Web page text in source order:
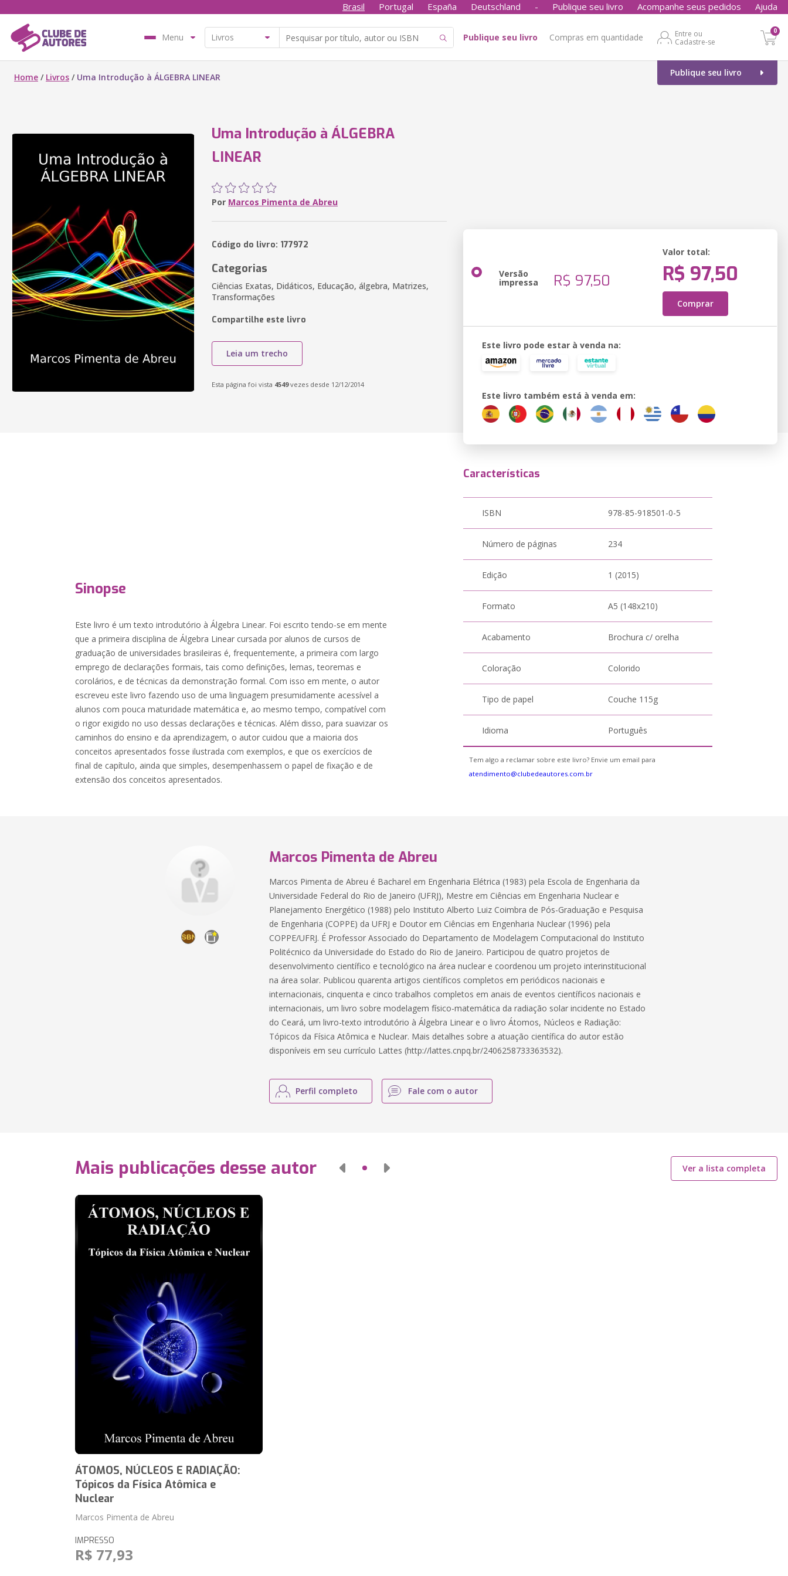
Brasil Portugal España Deutschland - Publique seu livro Acompanhe seus pedidos Ajuda
Menu Publique seu livro Compras em quantidade
Entre ou
Cadastre-se
0
Publique seu livro
Home / Livros / Uma Introdução à ÁLGEBRA LINEAR
Uma Introdução à ÁLGEBRA
LINEAR
Por Marcos Pimenta de Abreu
Código do livro: 177972
Categorias
Ciências Exatas, Didáticos, Educação, álgebra, Matrizes,
Transformações
Compartilhe este livro
Leia um trecho
Esta página foi vista 4549vezes desde 12/12/2014
Versão
impressa R$ 97,50
Valor total:
R$ 97,50
Comprar
Este livro pode estar à venda na:
Este livro também está à venda em:
Sinopse
Este livro é um texto introdutório à Álgebra Linear. Foi escrito tendo-se em mente
que a primeira disciplina de Álgebra Linear cursada por alunos de cursos de
graduação de universidades brasileiras é, frequentemente, a primeira com largo
emprego de declarações formais, tais como definições, lemas, teoremas e
corolários, e de técnicas da demonstração formal. Com isso em mente, o autor
escreveu este livro fazendo uso de uma linguagem presumidamente acessível a
alunos com pouca maturidade matemática e, ao mesmo tempo, compatível com
o rigor exigido no uso dessas declarações e técnicas. Além disso, para suavizar os
caminhos do ensino e da aprendizagem, o autor cuidou que a maioria dos
conceitos apresentados fosse ilustrada com exemplos, e que os exercícios de
final de capítulo, ainda que simples, desempenhassem o papel de fixação e de
extensão dos conceitos apresentados.
Características
ISBN 978-85-918501-0-5
Número de páginas 234
Edição 1 (2015)
Formato A5 (148x210)
Acabamento Brochura c/ orelha
Coloração Colorido
Tipo de papel Couche 115g
Idioma Português
Tem algo a reclamar sobre este livro? Envie um email para
atendimento@clubedeautores.com.br
Marcos Pimenta de Abreu
Marcos Pimenta de Abreu é Bacharel em Engenharia Elétrica (1983) pela Escola de Engenharia da
Universidade Federal do Rio de Janeiro (UFRJ), Mestre em Ciências em Engenharia Nuclear e
Planejamento Energético (1988) pelo Instituto Alberto Luiz Coimbra de Pós-Graduação e Pesquisa
de Engenharia (COPPE) da UFRJ e Doutor em Ciências em Engenharia Nuclear (1996) pela
COPPE/UFRJ. É Professor Associado do Departamento de Modelagem Computacional do Instituto
Politécnico da Universidade do Estado do Rio de Janeiro. Participou de quatro projetos de
desenvolvimento científico e tecnológico na área nuclear e coordenou um projeto interinstitucional
na área solar. Publicou quarenta artigos científicos completos em periódicos nacionais e
internacionais, cinquenta e cinco trabalhos completos em anais de eventos científicos nacionais e
internacionais, um livro sobre modelagem físico-matemática da radiação solar incidente no Estado
do Ceará, um livro-texto introdutório à Álgebra Linear e o livro Átomos, Núcleos e Radiação:
Tópicos da Física Atômica e Nuclear. Mais detalhes sobre a atuação científica do autor estão
disponíveis em seu currículo Lattes (http://lattes.cnpq.br/2406258733363532).
Perfil completo Fale com o autor
Mais publicações desse autor Ver a lista completa
ÁTOMOS, NÚCLEOS E RADIAÇÃO:
Tópicos da Física Atômica e
Nuclear
Marcos Pimenta de Abreu
IMPRESSO
R$ 77,93